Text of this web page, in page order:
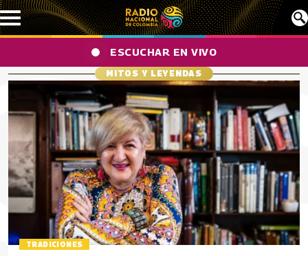
Pasar al contenido principal
ESCUCHAR EN VIVO
MITOS Y LEYENDAS
TRADICIONES